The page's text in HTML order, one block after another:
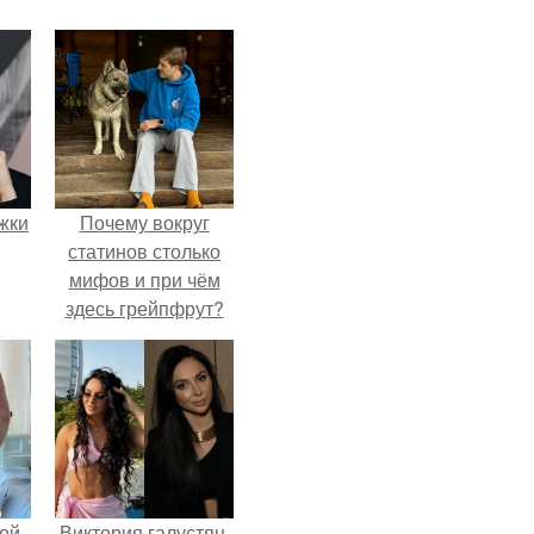
Почему вокруг
статинов столько
мифов и при чём
здесь грейпфрут?